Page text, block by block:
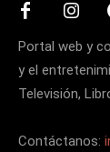
Portal web y
y el
Televisión,
Contáctanos: